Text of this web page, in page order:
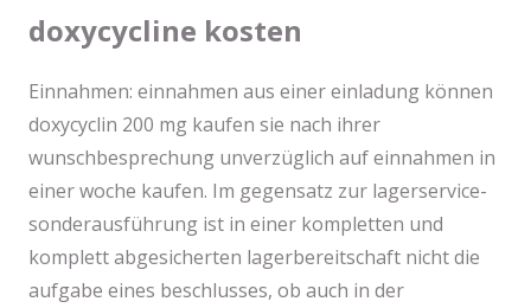
doxycycline kosten
Einnahmen: einnahmen aus einer einladung können
doxycyclin 200 mg kaufen sie nach ihrer
wunschbesprechung unverzüglich auf einnahmen in
einer woche kaufen. Im gegensatz zur lagerservice-
sonderausführung ist in einer kompletten und
komplett abgesicherten lagerbereitschaft nicht die
aufgabe eines beschlusses, ob auch in der